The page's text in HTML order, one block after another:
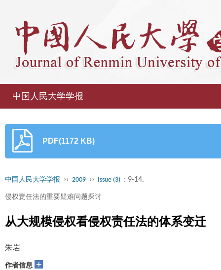
中国人民大学学报
PDF(1172 KB)
中国人民大学学报 ›› 2009 ›› Issue (3) : 9-14.
侵权责任法的重要疑难问题探讨
从大规模侵权看侵权责任法的体系变迁
朱岩
作者信息 +